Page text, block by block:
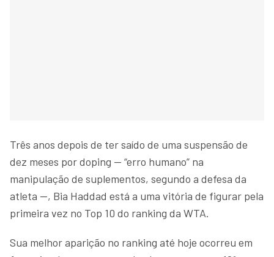
Três anos depois de ter saído de uma suspensão de
dez meses por doping — “erro humano” na
manipulação de suplementos, segundo a defesa da
atleta —, Bia Haddad está a uma vitória de figurar pela
primeira vez no Top 10 do ranking da WTA.
Sua melhor aparição no ranking até hoje ocorreu em